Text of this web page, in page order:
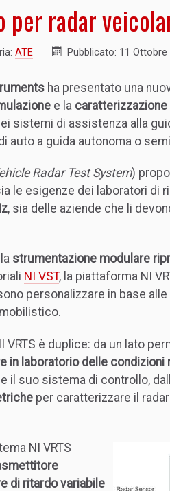
radar
ATE Pubblicato: 11 Ottobre
ha presentato una
e la caratterizzazione
sistemi di assistenza alla
auto a guida autonoma o
Radar Test System)
le esigenze dei laboratori di
, sia delle aziende che li
strumentazione modulare
NI VST, la piattaforma NI
personalizzare in base
è duplice: da un lato
in laboratorio delle condizioni
il suo sistema di controllo,
per caratterizzare il
NI VRTS
di ritardo variabile